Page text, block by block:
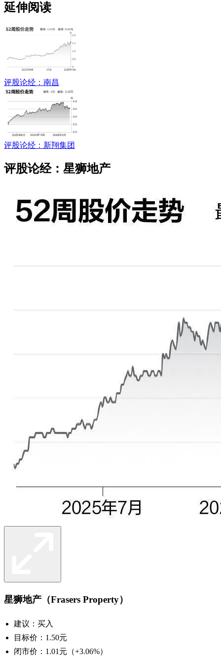
延伸阅读
评股论经：南昌
评股论经：新翔集团
评股论经：星狮地产
星狮地产（Frasers Property）
建议：买入
目标价：1.50元
闭市价：1.01元（+3.06%）